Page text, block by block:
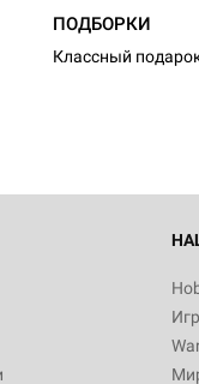
ПОДБОРКИ
Классный
World Монстры
World Берсерк.